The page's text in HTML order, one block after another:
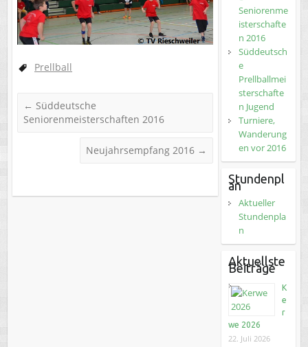
Prellball
← Süddeutsche
Seniorenmeisterschaften 2016
Neujahrsempfang 2016 →
Seniorenme
isterschafte
n 2016
Süddeutsch
e
Prellballmei
sterschafte
n Jugend
Turniere,
Wanderung
en vor 2016
Stundenpl
an
Aktueller
Stundenpla
n
Aktuellste
Beiträge
K
e
r
we 2026
22. Juli 2026